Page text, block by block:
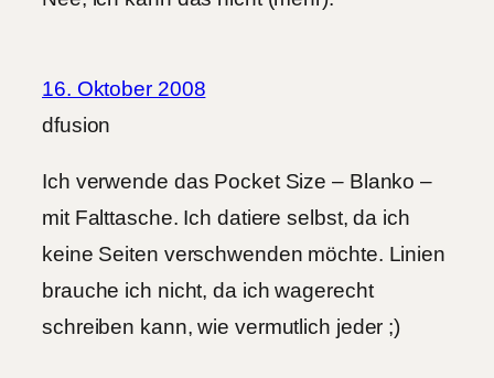
16. Oktober 2008
dfusion
Ich verwende das Pocket Size – Blanko –
mit Falttasche. Ich datiere selbst, da ich
keine Seiten verschwenden möchte. Linien
brauche ich nicht, da ich wagerecht
schreiben kann, wie vermutlich jeder ;)